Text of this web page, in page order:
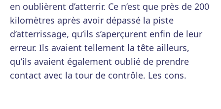
en oublièrent d’atterrir. Ce n’est que près de 200
kilomètres après avoir dépassé la piste
d’atterrissage, qu’ils s’aperçurent enfin de leur
erreur. Ils avaient tellement la tête ailleurs,
qu’ils avaient également oublié de prendre
contact avec la tour de contrôle. Les cons.